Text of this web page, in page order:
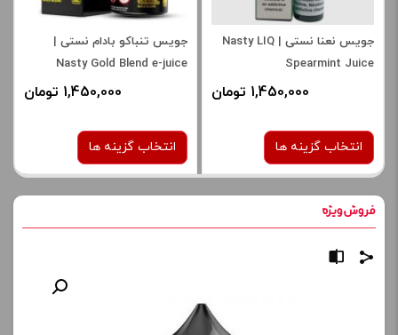
جویس نعنا نستی | Nasty LIQ
Spearmint Juice
1,450,000 تومان
انتخاب گزینه ها
نیکوتین:
جویس تنباکو بادام نستی |
Nasty Gold Blend e-juice
1,450,000 تومان
انتخاب گزینه ها